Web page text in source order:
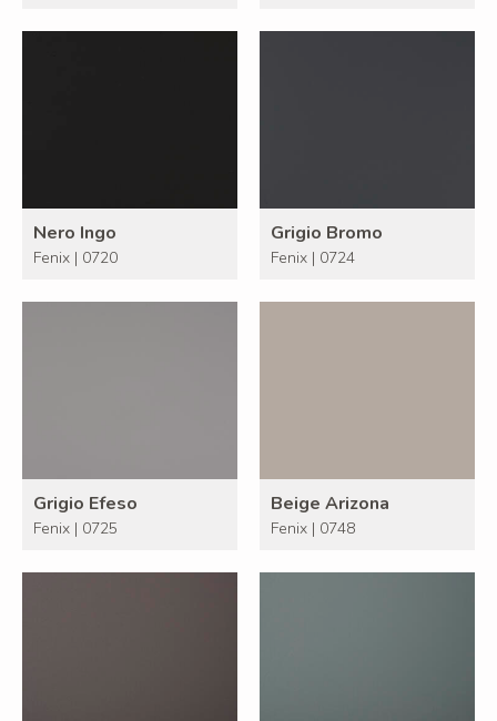
Nero Ingo
Fenix | 0720
Grigio Bromo
Fenix | 0724
Grigio Efeso
Fenix | 0725
Beige Arizona
Fenix | 0748